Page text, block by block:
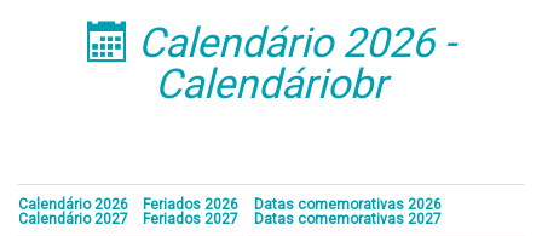
󰁣 Calendário 2026 -
Calendáriobr
Calendário 2026 Feriados 2026
Datas comemorativas 2026
Calendário 2027
Feriados 2027 Datas comemorativas 2027